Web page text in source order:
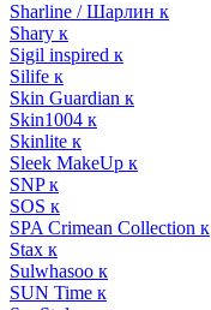
Sharline / Шарлин к
Shary к
Sigil inspired к
Silife к
Skin Guardian к
Skin1004 к
Skinlite к
Sleek MakeUp к
SNP к
SOS к
SPA Crimean Collection к
Stax к
Sulwhasoo к
SUN Time к